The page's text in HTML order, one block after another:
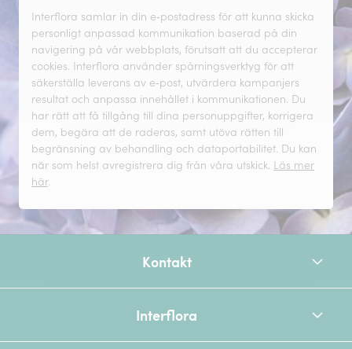
Interflora samlar in din e‑postadress för att kunna skicka
personligt anpassad kommunikation baserad på din
navigering på vår webbplats, förutsatt att du accepterar
cookies. Interflora använder spårningsverktyg för att
säkerställa leverans av e‑post, utvärdera kampanjers
resultat och anpassa innehållet i kommunikationen. Du
har rätt att få tillgång till dina personuppgifter, korrigera
dem, begära att de raderas, samt utöva rätten till
begränsning av behandling och dataportabilitet. Du kan
när som helst avregistrera dig från våra utskick. Läs mer
här.
Kontakt
Interflora